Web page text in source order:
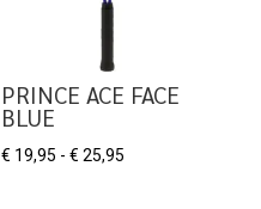
PRINCE ACE FACE
BLUE
€ 19,95 - € 25,95